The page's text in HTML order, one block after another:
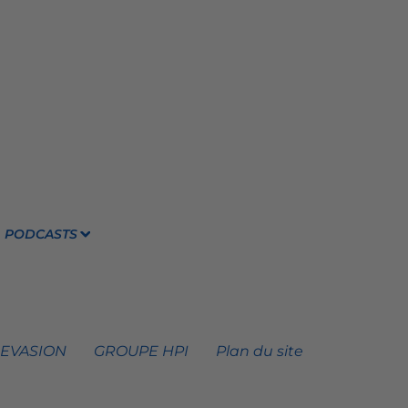
PODCASTS
GROUPE HPI Plan du site